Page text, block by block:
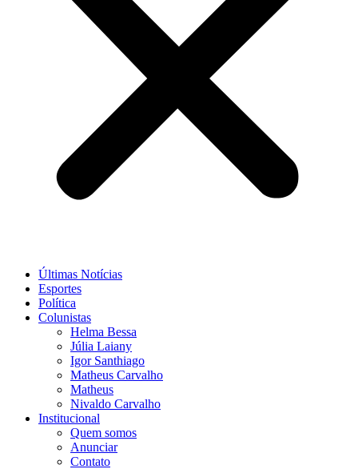
Últimas Notícias
Esportes
Política
Colunistas
Helma Bessa
Júlia Laiany
Igor Santhiago
Matheus Carvalho
Matheus
Nivaldo Carvalho
Institucional
Quem somos
Anunciar
Contato